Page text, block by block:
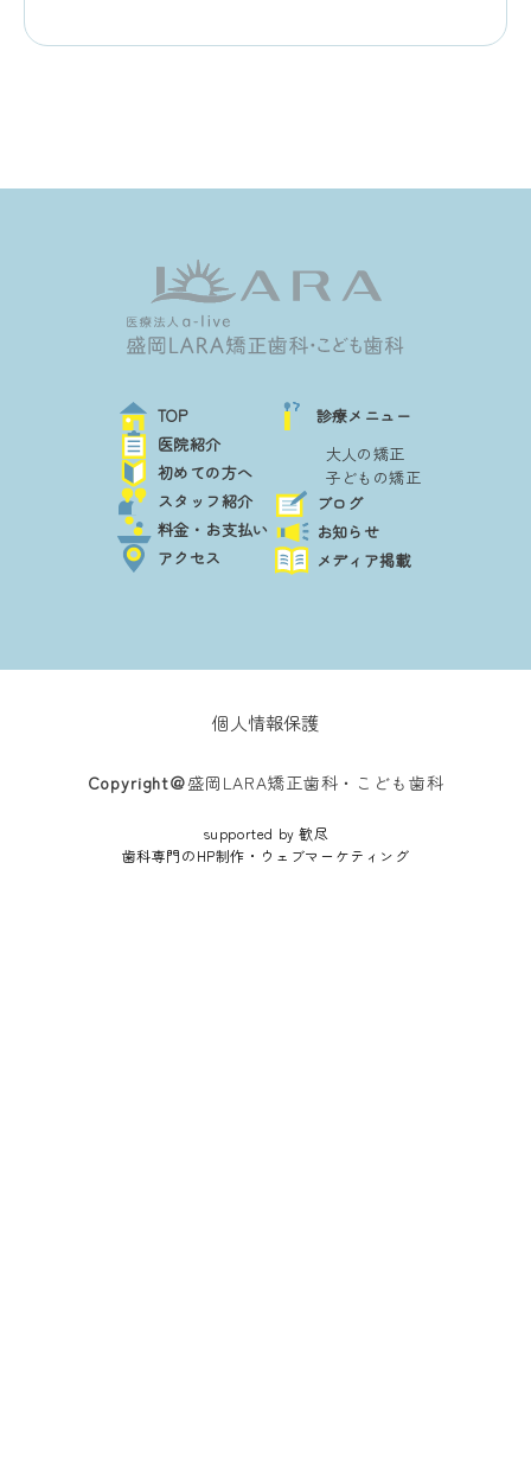
TOP
医院紹介
初めての方へ
スタッフ紹介
料金・お支払い
アクセス
診療メニュー
大人の矯正
子どもの矯正
ブログ
お知らせ
メディア掲載
個人情報保護
Copyright＠盛岡LARA矯正歯科・こども歯科
supported by 歓尽
歯科専門のHP制作・ウェブマーケティング